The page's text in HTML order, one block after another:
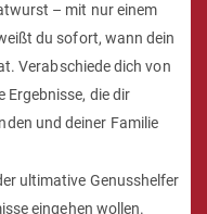
– mit nur einem
du sofort, wann dein
Verabschiede dich von
Ergebnisse, die dir
und deiner Familie
ultimative Genusshelfer
eingehen wollen.